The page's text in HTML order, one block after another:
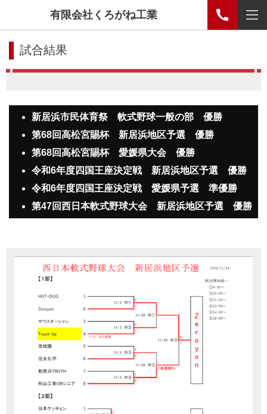
有限会社くろがね工業
試合結果
新居浜市民体育祭 軟式野球一般の部 優勝
第68回高松宮賜杯 新居浜地区予選 優勝
第68回高松宮賜杯 愛媛県大会 優勝
令和6年度四国王座決定戦 新居浜地区予選 優勝
令和6年度四国王座決定戦 愛媛県予選 準優勝
第47回西日本軟式野球大会 新居浜地区予選 優勝